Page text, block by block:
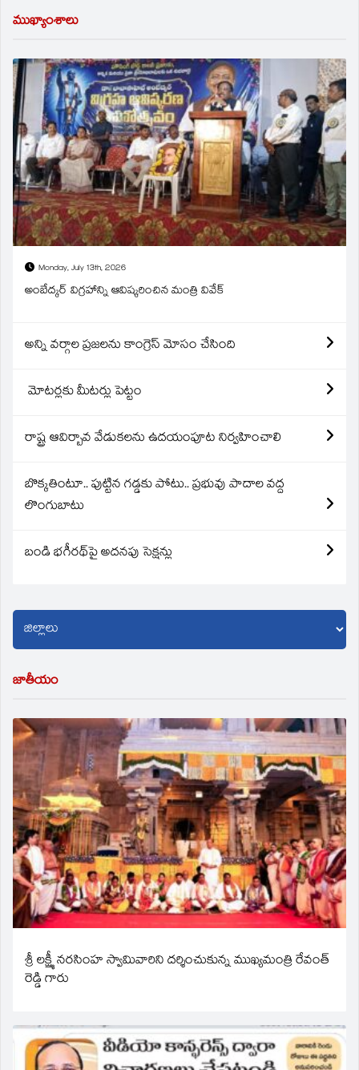
ముఖ్యాంశాలు
Monday, July 13th, 2026
అంబేద్కర్ విగ్రహాన్ని ఆవిష్కరించిన మంత్రి వివేక్
అన్ని వర్గాల ప్రజలను కాంగ్రెస్ మోసం చేసింది
మోటర్లకు మీటర్లు పెట్టం
రాష్ట్ర ఆవిర్బావ వేడుకలను ఉదయంపూట నిర్వహించాలి
బొక్కతింటూ.. పుట్టిన గడ్డకు పోటు.. ప్రభువు పాదాల వద్ద
లొంగుబాటు
బండి భగీరథ్‌పై అదనపు సెక్షన్లు
జాతీయం
శ్రీ లక్ష్మీ నరసింహ స్వామివారిని దర్శించుకున్న ముఖ్యమంత్రి రేవంత్
రెడ్డి గారు